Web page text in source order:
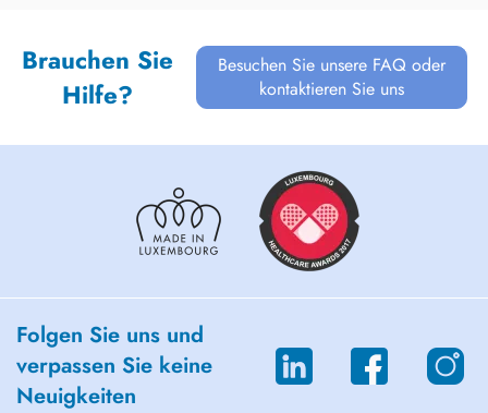
Brauchen Sie
Hilfe?
Besuchen Sie unsere FAQ oder
kontaktieren Sie uns
Folgen Sie uns und
verpassen Sie keine
Neuigkeiten